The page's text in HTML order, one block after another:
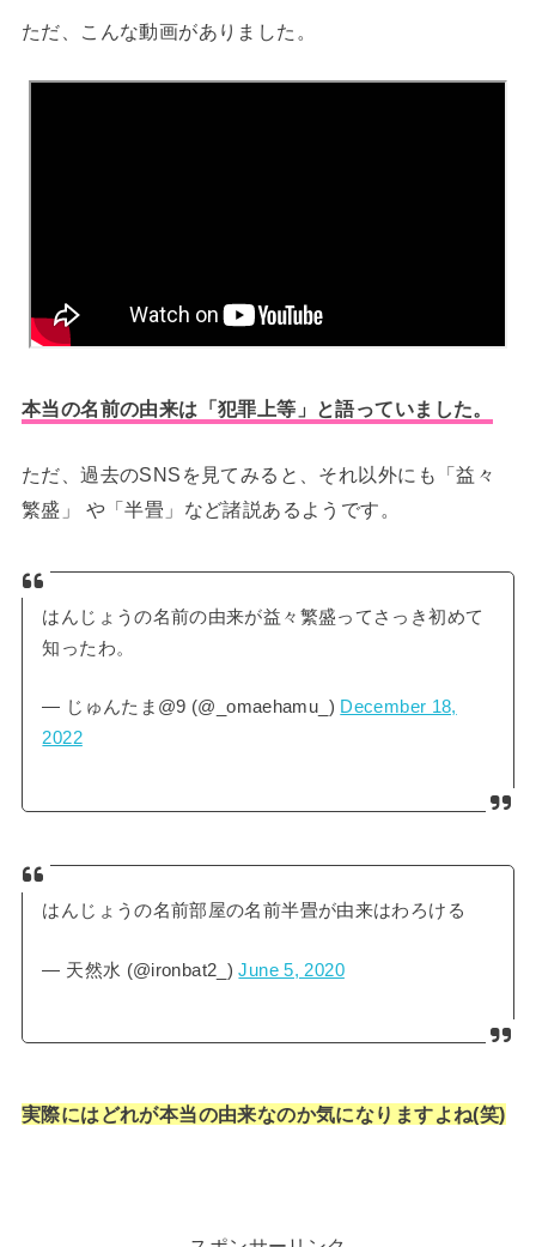
ただ、こんな動画がありました。
本当の名前の由来は「犯罪上等」と語っていました。
ただ、過去のSNSを見てみると、それ以外にも「益々
繁盛」 や「半畳」など諸説あるようです。
はんじょうの名前の由来が益々繁盛ってさっき初めて
知ったわ。
— じゅんたま@9 (@_omaehamu_) December 18,
2022
はんじょうの名前部屋の名前半畳が由来はわろける
— 天然水 (@ironbat2_)June 5, 2020
実際にはどれが本当の由来なのか気になりますよね(笑)